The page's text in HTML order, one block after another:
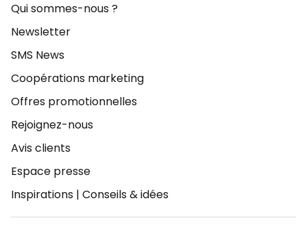
Qui sommes-nous ?
Newsletter
SMS News
Coopérations marketing
Offres promotionnelles
Rejoignez-nous
Avis clients
Espace presse
Inspirations | Conseils & idées